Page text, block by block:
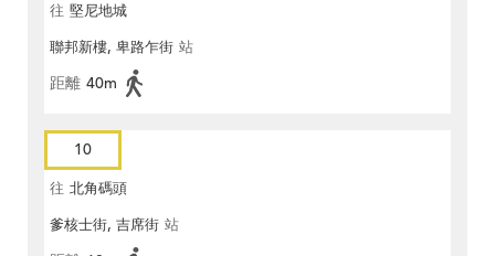
往 堅尼地城
聯邦新樓, 卑路乍街 站
距離 40m
10
往 北角碼頭
爹核士街, 吉席街 站